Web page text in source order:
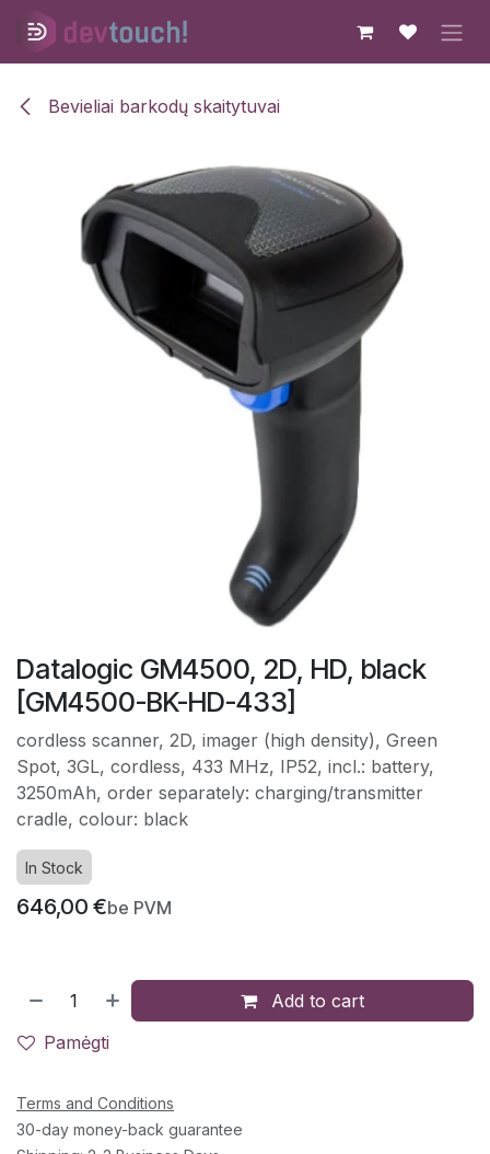
Skip to Content
Bevieliai barkodų skaitytuvai
Datalogic GM4500, 2D, HD, black
[GM4500-BK-HD-433]
cordless scanner, 2D, imager (high density), Green
Spot, 3GL, cordless, 433 MHz, IP52, incl.: battery,
3250mAh, order separately: charging/transmitter
cradle, colour: black
In Stock
646,00 €be PVM
Add to cart
Pamėgti
Terms and Conditions
30-day money-back guarantee